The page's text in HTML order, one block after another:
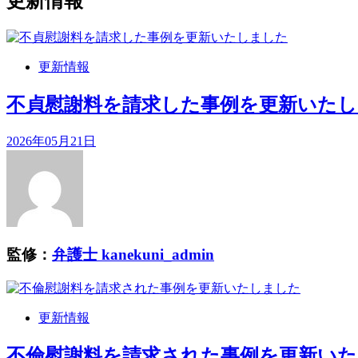
更新情報
不貞慰謝料を請求した事例を更新いた
2026年05月21日
監修： 弁護士 kanekuni_admin
更新情報